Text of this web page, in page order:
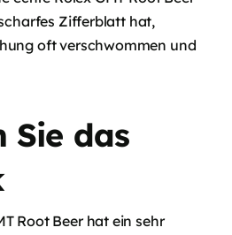
Zifferblatt hat,
oft verschwommen und
Sie das
Root Beer hat ein sehr